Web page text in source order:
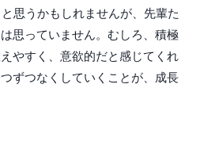
と思うかもしれませんが、先輩た
思っていません。むしろ、積極
やすく、意欲的だと感じてくれ
ずつなくしていくことが、成長